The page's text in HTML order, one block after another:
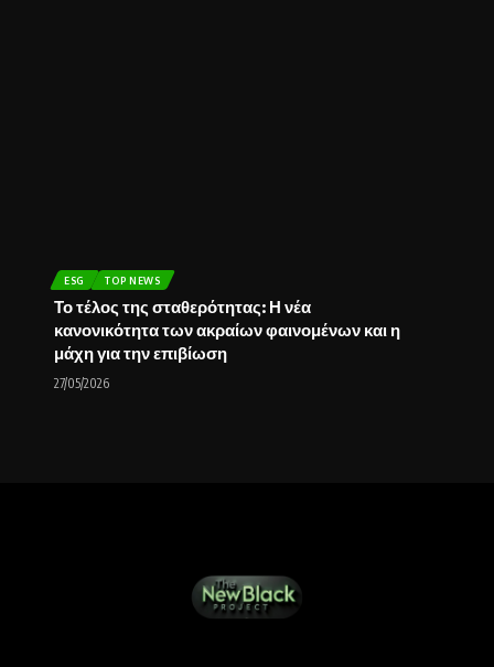
ESG TOP NEWS
Το τέλος της σταθερότητας: Η νέα
κανονικότητα των ακραίων φαινομένων και η
μάχη για την επιβίωση
27/05/2026